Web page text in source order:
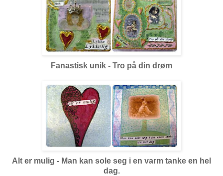
Fanastisk unik - Tro på din drøm
Alt er mulig - Man kan sole seg i en varm tanke en hel
dag.